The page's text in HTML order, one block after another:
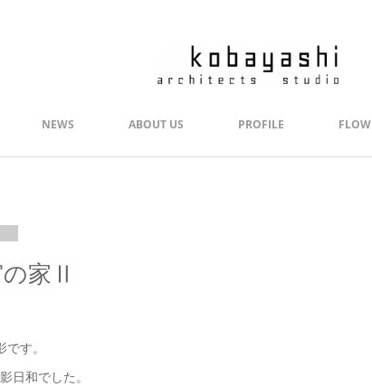
NEWS ABOUT US PROFILE FLOW
家Ⅱ
す。
日和でした。